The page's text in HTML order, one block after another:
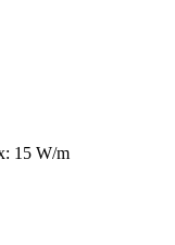
15 W/m